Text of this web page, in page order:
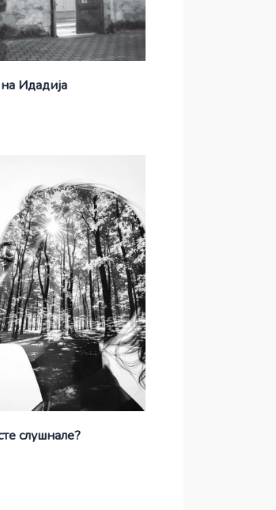
Идадија
слушнале?